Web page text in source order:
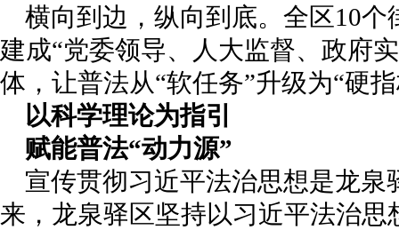
横向到边，纵向到底。全区10
建成“党委领导、人大监督、政府
体，让普法从“软任务”升级为“硬
以科学理论为指引
赋能普法“动力源”
宣传贯彻习近平法治思想是龙泉
来，龙泉驿区坚持以习近平法治